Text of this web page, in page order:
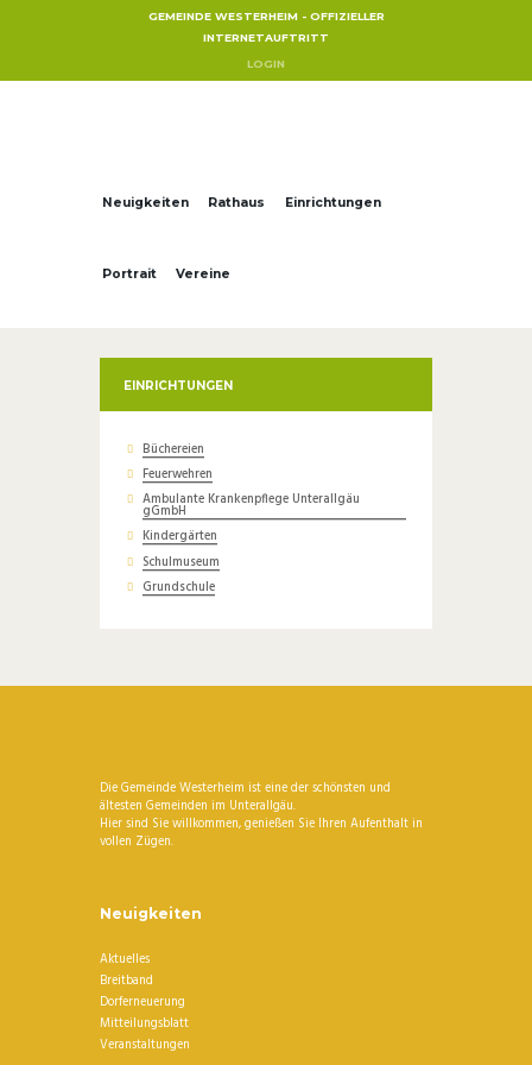
GEMEINDE WESTERHEIM - OFFIZIELLER
INTERNETAUFTRITT
LOGIN
Neuigkeiten Rathaus Einrichtungen
Portrait Vereine
EINRICHTUNGEN
Büchereien
Feuerwehren
Ambulante Krankenpflege Unterallgäu
gGmbH
Kindergärten
Schulmuseum
Grundschule
Die Gemeinde Westerheim ist eine der schönsten und
ältesten Gemeinden im Unterallgäu.
Hier sind Sie willkommen, genießen Sie Ihren Aufenthalt in
vollen Zügen.
Neuigkeiten
Aktuelles
Breitband
Dorferneuerung
Mitteilungsblatt
Veranstaltungen